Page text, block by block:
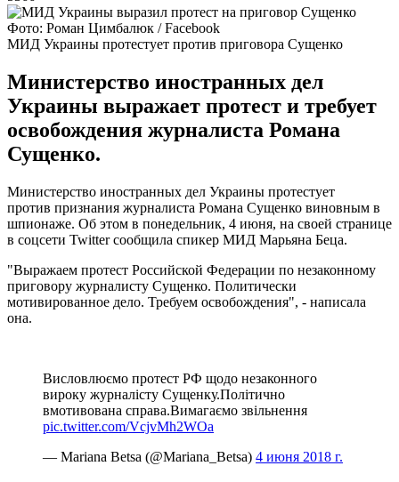
Фото: Роман Цимбалюк / Facebook
МИД Украины протестует против приговора Сущенко
Министерство иностранных дел
Украины выражает протест и требует
освобождения журналиста Романа
Сущенко.
Министерство иностранных дел Украины протестует
против признания журналиста Романа Сущенко виновным в
шпионаже. Об этом в понедельник, 4 июня, на своей странице
в соцсети Twitter сообщила спикер МИД Марьяна Беца.
"Выражаем протест Российской Федерации по незаконному
приговору журналисту Сущенко. Политически
мотивированное дело. Требуем освобождения", - написала
она.
Висловлюємо протест РФ щодо незаконного
вироку журналісту Сущенку.Політично
вмотивована справа.Вимагаємо звільнення
pic.twitter.com/VcjvMh2WOa
— Mariana Betsa (@Mariana_Betsa) 4 июня 2018 г.